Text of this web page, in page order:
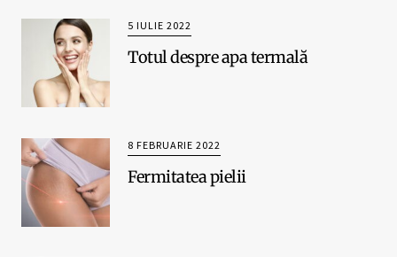
5 IULIE 2022
Totul despre apa termală
8 FEBRUARIE 2022
Fermitatea pielii